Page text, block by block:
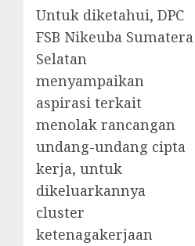
Untuk diketahui, DPC
FSB Nikeuba Sumatera
Selatan
menyampaikan
aspirasi terkait
menolak rancangan
undang-undang cipta
kerja, untuk
dikeluarkannya
cluster
ketenagakerjaan